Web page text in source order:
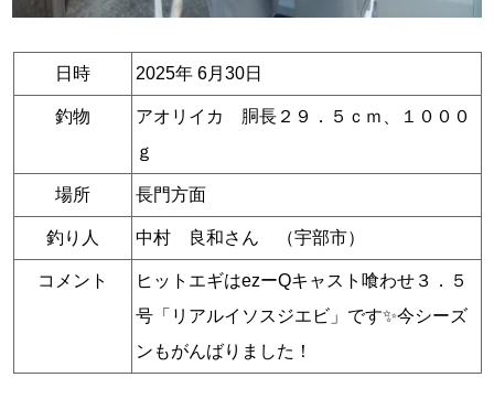
日時 2025年 6月30日
釣物
アオリイカ 胴長２９．５ｃｍ、１０００
ｇ
場所 長門方面
釣り人 中村 良和さん （宇部市）
コメント
ヒットエギはezーQキャスト喰わせ３．５
号「リアルイソスジエビ」です✨今シーズ
ンもがんばりました！